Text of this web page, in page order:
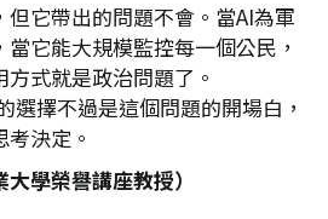
但它帶出的問題不會。當AI為軍
它能大規模監控每一個公民，
式就是政治問題了。
擇不過是這個問題的開場白，
決定。
大學榮譽講座教授）